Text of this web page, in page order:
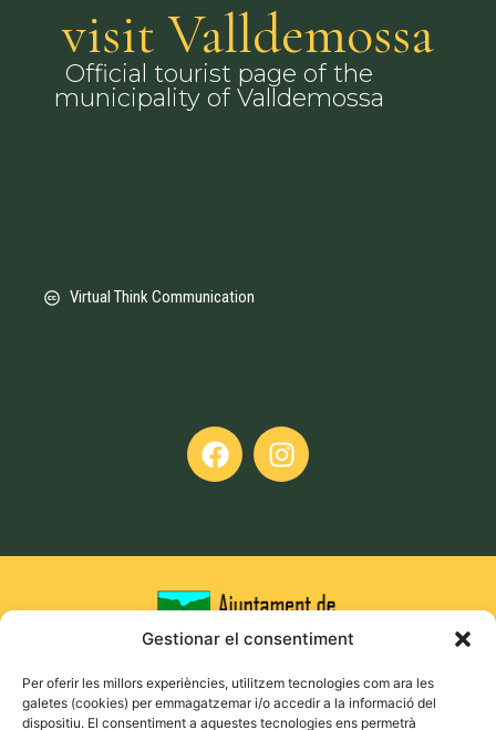
Gestionar el consentiment
Per oferir les millors experiències, utilitzem tecnologies com ara les
galetes (cookies) per emmagatzemar i/o accedir a la informació del
dispositiu. El consentiment a aquestes tecnologies ens permetrà
visit Valldemossa
Official tourist page of the
municipality of Valldemossa
Virtual Think Communication